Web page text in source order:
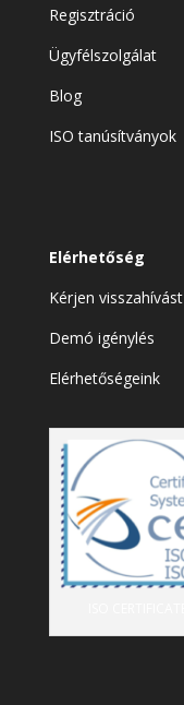
Regisztráció
Ügyfélszolgálat
Blog
ISO tanúsítványok
Elérhetőség
Kérjen visszahívást
Demó igénylés
Elérhetőségeink